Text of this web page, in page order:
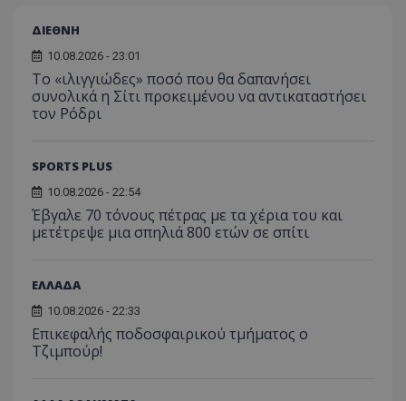
ΔΙΕΘΝΗ
10.08.2026 - 23:01
Το «ιλιγγιώδες» ποσό που θα δαπανήσει
συνολικά η Σίτι προκειμένου να αντικαταστήσει
τον Ρόδρι
SPORTS PLUS
10.08.2026 - 22:54
Έβγαλε 70 τόνους πέτρας με τα χέρια του και
μετέτρεψε μια σπηλιά 800 ετών σε σπίτι
ΕΛΛΑΔΑ
10.08.2026 - 22:33
Επικεφαλής ποδοσφαιρικού τμήματος ο
Τζιμπούρ!